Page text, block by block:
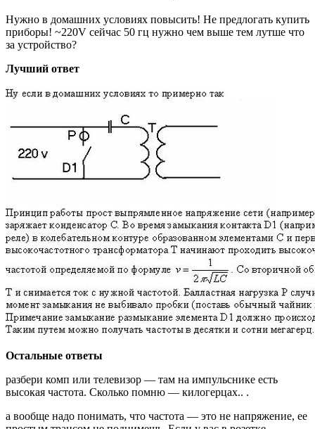
Нужно в домашних условиях повысить! Не предлогать купить
приборы! ~220V сейчас 50 гц нужно чем выше тем лутше что
за устройство?
Лучший ответ
Остальные ответы
разбери комп или телевизор — там на импульснике есть
высокая частота. Сколько помню — килогерцах.. .
а вообще надо понимать, что частота — это не напряжение, ее